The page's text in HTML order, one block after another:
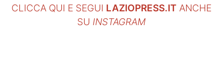
CLICCA QUI E SEGUI LAZIOPRESS.IT ANCHE
SU INSTAGRAM